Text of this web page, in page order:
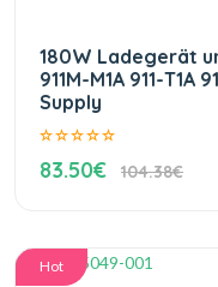
180W Ladegerät
911M-M1A 911-T1A
Supply
83.50€ 104.38€
Hot